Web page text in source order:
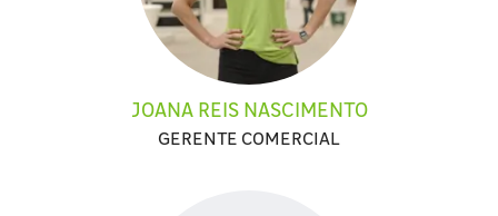
JOANA REIS NASCIMENTO
GERENTE COMERCIAL